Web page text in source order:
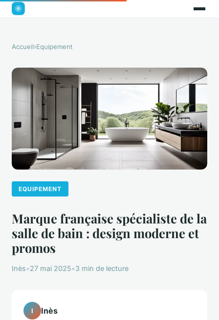
Accueil›Equipement
EQUIPEMENT
Marque française spécialiste de la
salle de bain : design moderne et
promos
Inès•27 mai 2025•3 min de lecture
I Inès